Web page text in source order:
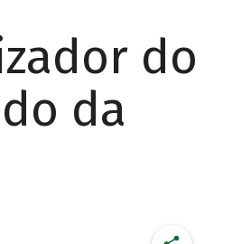
do
da